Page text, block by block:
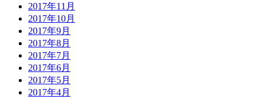
2017年11月
2017年10月
2017年9月
2017年8月
2017年7月
2017年6月
2017年5月
2017年4月